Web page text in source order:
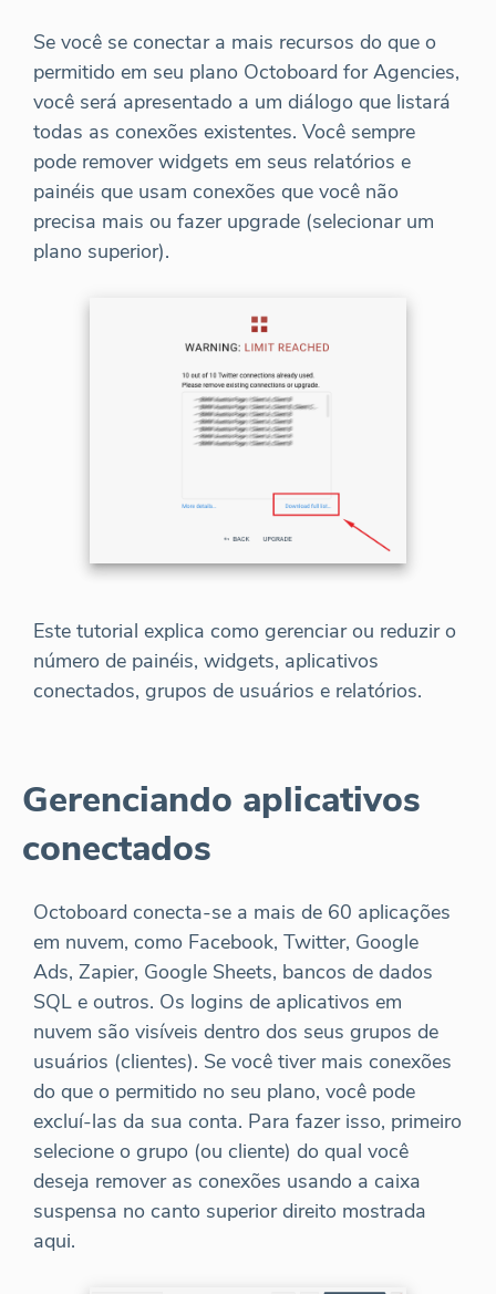
Se você se conectar a mais recursos do que o
permitido em seu plano Octoboard for Agencies,
você será apresentado a um diálogo que listará
todas as conexões existentes. Você sempre
pode remover widgets em seus relatórios e
painéis que usam conexões que você não
precisa mais ou fazer upgrade (selecionar um
plano superior).
Este tutorial explica como gerenciar ou reduzir o
número de painéis, widgets, aplicativos
conectados, grupos de usuários e relatórios.
Gerenciando aplicativos
conectados
Octoboard conecta-se a mais de 60 aplicações
em nuvem, como Facebook, Twitter, Google
Ads, Zapier, Google Sheets, bancos de dados
SQL e outros. Os logins de aplicativos em
nuvem são visíveis dentro dos seus grupos de
usuários (clientes). Se você tiver mais conexões
do que o permitido no seu plano, você pode
excluí-las da sua conta. Para fazer isso, primeiro
selecione o grupo (ou cliente) do qual você
deseja remover as conexões usando a caixa
suspensa no canto superior direito mostrada
aqui.